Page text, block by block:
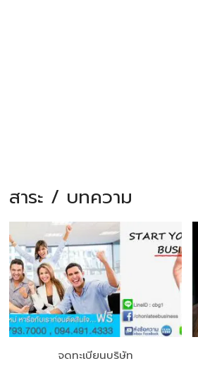
สาระ / บทความ
จดทะเบียนบริษัท